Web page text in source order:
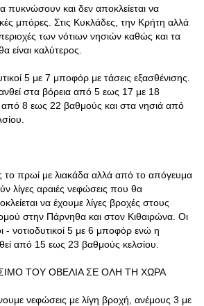
και δεν αποκλείεται να
μπόρες. Στις Κυκλάδες, την Κρήτη αλλά
των νότιων νησιών καθώς και τα
είναι καλύτερος.
5 με 7 μποφόρ με τάσεις εξασθένισης.
στα βόρεια από 5 εως 17 με 18
από 8 εως 22 βαθμούς και στα νησιά από
το πρωί με λιακάδα αλλά από το απόγευμα
λίγες αραιές νεφώσεις που θα
να έχουμε λίγες βροχές στους
στην Πάρνηθα και στον Κιθαιρώνα. Οι
- νοτιοδυτικοί 5 με 6 μποφόρ ενώ η
από 15 εως 23 βαθμούς κελσίου.
ΤΟΥ ΟΒΕΛΙΑ ΣΕ ΟΛΗ ΤΗ ΧΩΡΑ
νεφώσεις με λίγη βροχή, ανέμους 3 με